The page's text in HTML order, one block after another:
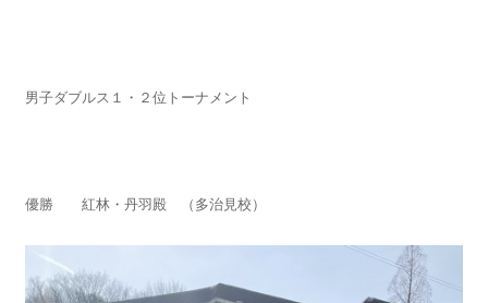
男子ダブルス１・２位トーナメント
優勝 紅林・丹羽殿 （多治見校）